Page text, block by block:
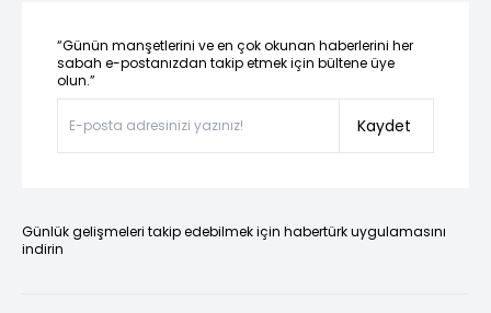
“Günün manşetlerini ve en çok okunan haberlerini her
sabah e-postanızdan takip etmek için bültene üye
olun.”
Kaydet
Günlük gelişmeleri takip edebilmek için habertürk uygulamasını
indirin